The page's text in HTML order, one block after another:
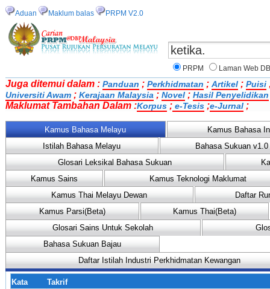
Aduan Maklum balas PRPM V2.0
PRPM Laman Web
Juga ditemui dalam : Panduan ; Perkhidmatan ; Artikel ; Puisi
Universiti Awam ; Kerajaan Malaysia ; Novel ; Hasil Penyelidikan
Maklumat Tambahan Dalam :Korpus ; e-Tesis ;e-Jurnal ;
Kamus Bahasa Melayu
Kamus Bahasa
Istilah Bahasa Melayu
Bahasa Sukuan v1.0
Glosari Leksikal Bahasa Sukuan
Kamus Sains
Kamus Teknologi Maklumat
Kamus Thai Melayu Dewan
Daftar
Kamus Parsi(Beta)
Kamus Thai(Beta)
Glosari Sains Untuk Sekolah
Bahasa Sukuan Bajau
Daftar Istilah Industri Perkhidmatan Kewangan
Kata Takrif